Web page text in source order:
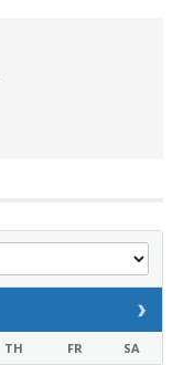
›
TH FR SA